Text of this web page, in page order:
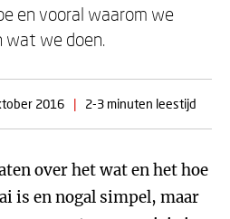
en vooral waarom we
wat we doen.
2016 | 2-3 minuten leestijd
over het wat en het hoe
is en nogal simpel, maar